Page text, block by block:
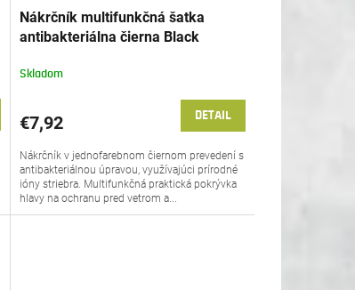
Nákrčník multifunkčná šatka
antibakteriálna čierna Black
Skladom
€7,92 DETAIL
Nákrčník v jednofarebnom čiernom prevedení s
antibakteriálnou úpravou, využívajúci prírodné
ióny striebra. Multifunkčná praktická pokrývka
hlavy na ochranu pred vetrom a...